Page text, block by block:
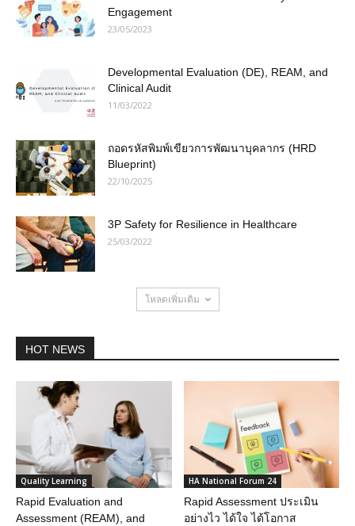
Engagement
23/05/2023
Developmental Evaluation (DE), REAM, and
Clinical Audit
11/03/2022
ถอดรหัสพิมพ์เขียวการพัฒนาบุคลากร (HRD
Blueprint)
22/10/2025
3P Safety for Resilience in Healthcare
25/03/2022
โหลดเพิ่มเติม
HOT NEWS
Quality Learning
Rapid Evaluation and
Assessment (REAM), and
HA National Forum 24
Rapid Assessment ประเมิน
อย่างไว ได้ใจ ได้โอกาส